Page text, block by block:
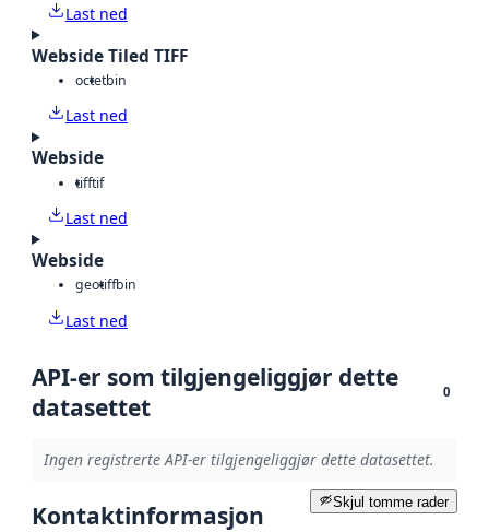
Last ned
Webside Tiled TIFF
octetbin
Last ned
Webside
tifftif
Last ned
Webside
geotiffbin
Last ned
API-er som tilgjengeliggjør dette
datasettet
0
Ingen registrerte API-er tilgjengeliggjør dette datasettet.
Skjul tomme rader
Kontaktinformasjon